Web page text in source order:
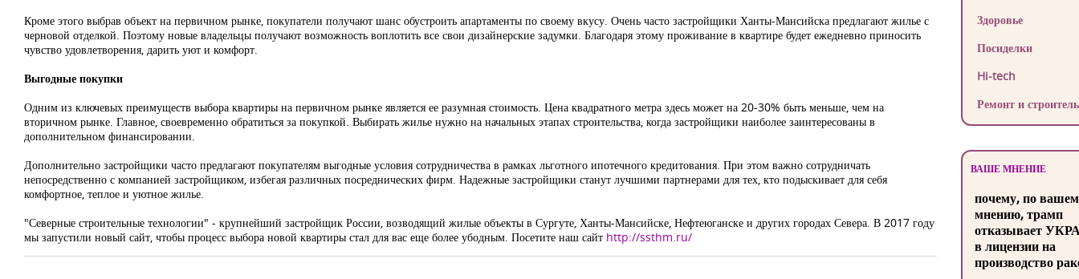
Кроме этого выбрав объект на первичном рынке, покупатели получают шанс обустроить апартаменты по своему вкусу. Очень часто застройщики Ханты-Мансийска предлагают жилье с
черновой отделкой. Поэтому новые владельцы получают возможность воплотить все свои дизайнерские задумки. Благодаря этому проживание в квартире будет ежедневно приносить
чувство удовлетворения, дарить уют и комфорт.
Выгодные покупки
Одним из ключевых преимуществ выбора квартиры на первичном рынке является ее разумная стоимость. Цена квадратного метра здесь может на 20-30% быть меньше, чем на
вторичном рынке. Главное, своевременно обратиться за покупкой. Выбирать жилье нужно на начальных этапах строительства, когда застройщики наиболее заинтересованы в
дополнительном финансировании.
Дополнительно застройщики часто предлагают покупателям выгодные условия сотрудничества в рамках льготного ипотечного кредитования. При этом важно сотрудничать
непосредственно с компанией застройщиком, избегая различных посреднических фирм. Надежные застройщики станут лучшими партнерами для тех, кто подыскивает для себя
комфортное, теплое и уютное жилье.
"Северные строительные технологии" - крупнейший застройщик России, возводящий жилые объекты в Сургуте, Ханты-Мансийске, Нефтеюганске и других городах Севера. В 2017 году
мы запустили новый сайт, чтобы процесс выбора новой квартиры стал для вас еще более убодным. Посетите наш сайт http://ssthm.ru/
Здоровье
Посиделки
Hi-tech
Ремонт и
ВАШЕ МНЕНИЕ
почему, по
мнению, трамп
отказывает
в лицензии на
производство